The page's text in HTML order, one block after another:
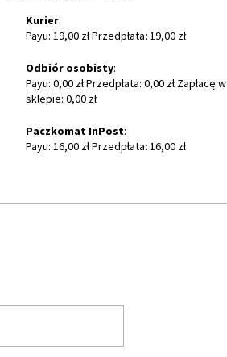
Kurier:
Payu: 19,00 zł Przedpłata: 19,00 zł
Odbiór osobisty:
Payu: 0,00 zł Przedpłata: 0,00 zł Zapłacę w
sklepie: 0,00 zł
Paczkomat InPost:
Payu: 16,00 zł Przedpłata: 16,00 zł